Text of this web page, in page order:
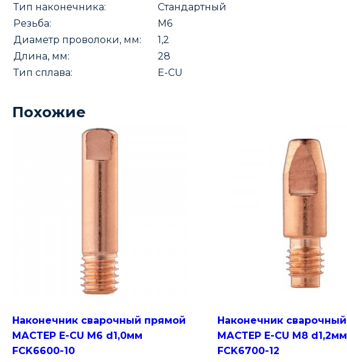
Тип наконечника:
Стандартный
Резьба:
М6
Диаметр проволоки, мм:
1,2
Длина, мм:
28
Тип сплава:
E-CU
Похожие
Наконечник сварочный прямой
МАСТЕР E-CU М6 d1,0мм
FCK6600-10
Наконечник сварочный
МАСТЕР E-CU М8 d1,2мм
FCK6700-12